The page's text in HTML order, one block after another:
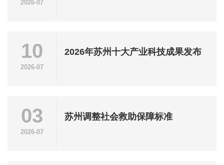
2026-07
10
2026-07
2026年苏州十大产业科技成果发布
03
2026-07
苏州调整社会救助保障标准